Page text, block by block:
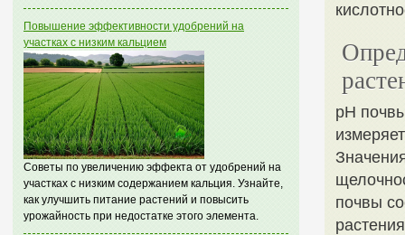
Повышение эффективности удобрений на
участках с низким кальцием
Советы по увеличению эффекта от удобрений на
участках с низким содержанием кальция. Узнайте,
как улучшить питание растений и повысить
урожайность при недостатке этого элемента.
pH
почвы